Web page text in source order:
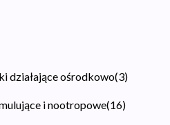
działające ośrodkowo(3)
i nootropowe(16)